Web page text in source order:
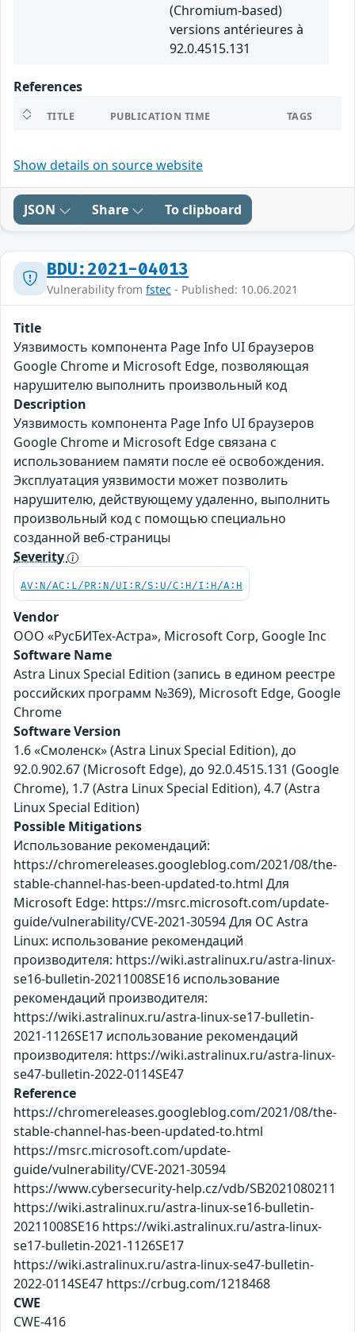
(Chromium-based)
versions antérieures à
92.0.4515.131
References
TITLE PUBLICATION TIME TAGS
Show details on source website
JSON Share To clipboard
BDU:2021-04013
Vulnerability from fstec - Published: 10.06.2021
Title
Уязвимость компонента Page Info UI браузеров
Google Chrome и Microsoft Edge, позволяющая
нарушителю выполнить произвольный код
Description
Уязвимость компонента Page Info UI браузеров
Google Chrome и Microsoft Edge связана с
использованием памяти после её освобождения.
Эксплуатация уязвимости может позволить
нарушителю, действующему удаленно, выполнить
произвольный код с помощью специально
созданной веб-страницы
Severity
AV:N/AC:L/PR:N/UI:R/S:U/C:H/I:H/A:H
Vendor
ООО «РусБИТех-Астра», Microsoft Corp, Google Inc
Software Name
Astra Linux Special Edition (запись в едином реестре
российских программ №369), Microsoft Edge, Google
Chrome
Software Version
1.6 «Смоленск» (Astra Linux Special Edition), до
92.0.902.67 (Microsoft Edge), до 92.0.4515.131 (Google
Chrome), 1.7 (Astra Linux Special Edition), 4.7 (Astra
Linux Special Edition)
Possible Mitigations
Использование рекомендаций:
https://chromereleases.googleblog.com/2021/08/the-
stable-channel-has-been-updated-to.html Для
Microsoft Edge: https://msrc.microsoft.com/update-
guide/vulnerability/CVE-2021-30594 Для ОС Astra
Linux: использование рекомендаций
производителя: https://wiki.astralinux.ru/astra-linux-
se16-bulletin-20211008SE16 использование
рекомендаций производителя:
https://wiki.astralinux.ru/astra-linux-se17-bulletin-
2021-1126SE17 использование рекомендаций
производителя: https://wiki.astralinux.ru/astra-linux-
se47-bulletin-2022-0114SE47
Reference
https://chromereleases.googleblog.com/2021/08/the-
stable-channel-has-been-updated-to.html
https://msrc.microsoft.com/update-
guide/vulnerability/CVE-2021-30594
https://www.cybersecurity-help.cz/vdb/SB2021080211
https://wiki.astralinux.ru/astra-linux-se16-bulletin-
20211008SE16 https://wiki.astralinux.ru/astra-linux-
se17-bulletin-2021-1126SE17
https://wiki.astralinux.ru/astra-linux-se47-bulletin-
2022-0114SE47 https://crbug.com/1218468
CWE
CWE-416